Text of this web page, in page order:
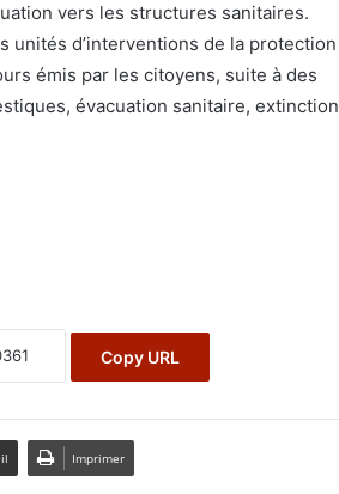
vers les structures sanitaires.
unités d’interventions de la protection
émis par les citoyens, suite à des
évacuation sanitaire, extinction
Copy URL
Imprimer